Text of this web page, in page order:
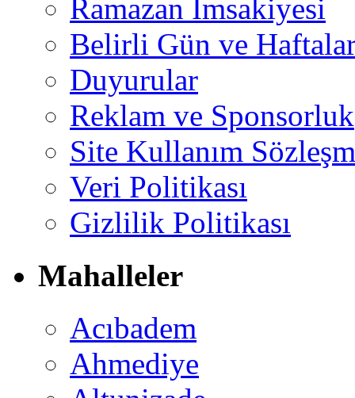
Ramazan İmsakiyesi
Belirli Gün ve
Duyurular
Reklam ve Sponsorluk
Site Kullanım
Veri Politikası
Gizlilik Politikası
Mahalleler
Acıbadem
Ahmediye